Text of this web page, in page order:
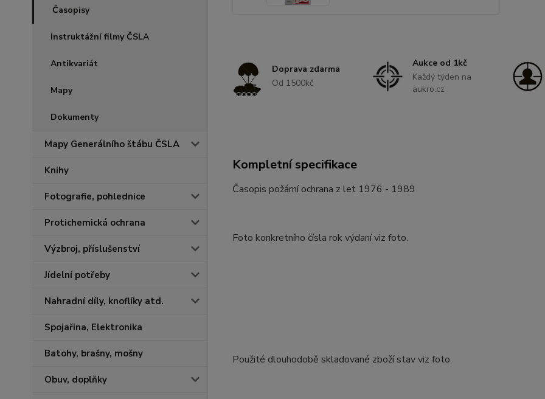
Časopisy
Instruktážní filmy ČSLA
Antikvariát
Mapy
Dokumenty
Mapy Generálního štábu ČSLA
Knihy
Fotografie, pohlednice
Protichemická ochrana
Výzbroj, příslušenství
Jídelní potřeby
Nahradní díly, knoflíky atd.
Spojařina, Elektronika
Batohy, brašny, mošny
Obuv, doplňky
Doprava zdarma
Od 1500kč
Aukce od 1kč
Každý týden na
aukro.cz
Kompletní specifikace
Časopis požární ochrana z let 1976 - 1989
Foto konkretního čísla rok výdaní viz foto.
Použité dlouhodobě skladované zboží stav viz foto.